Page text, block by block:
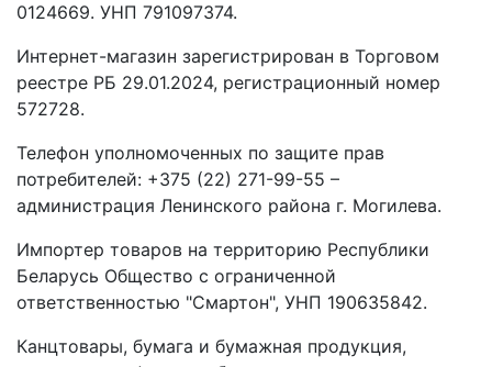
0124669. УНП 791097374.
Интернет-магазин зарегистрирован в Торговом
реестре РБ 29.01.2024, регистрационный номер
572728.
Телефон уполномоченных по защите прав
потребителей: +375 (22) 271-99-55 –
администрация Ленинского района г. Могилева.
Импортер товаров на территорию Республики
Беларусь Общество с ограниченной
ответственностью "Смартон", УНП 190635842.
Канцтовары, бумага и бумажная продукция,